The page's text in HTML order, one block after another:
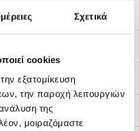
Σχετικά
cookies
εξατομίκευση
την παροχή λειτουργιών
της
μοιραζόμαστε